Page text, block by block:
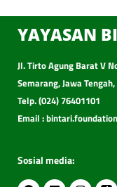
YAYASAN
Jl. Tirto Agung Barat V
Semarang, Jawa
Telp. (024) 76401101
Email :
Sosial media: